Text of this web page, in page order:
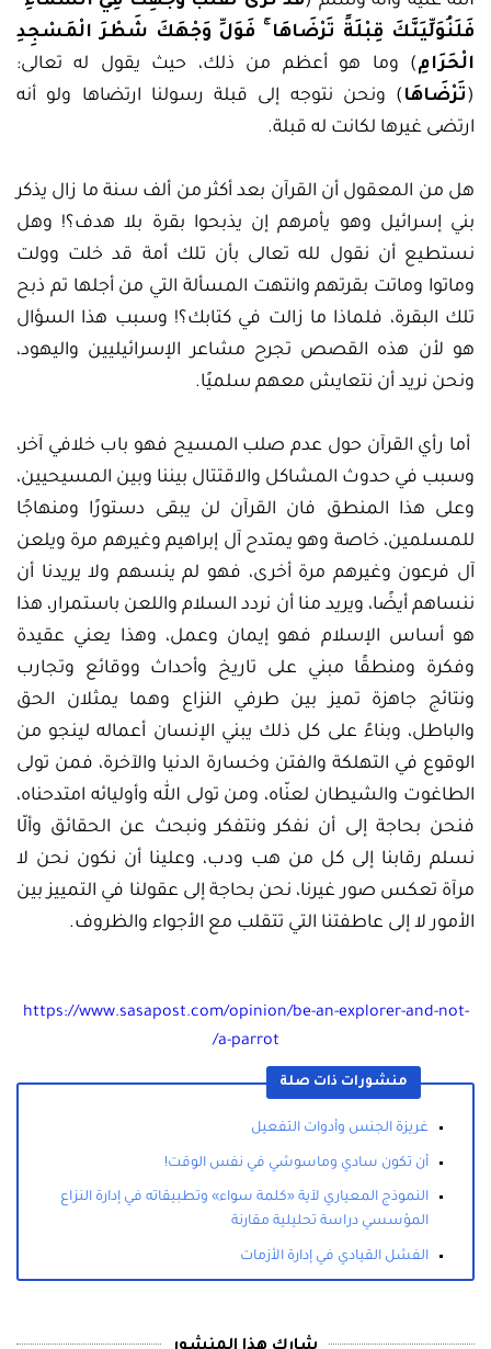
فَلَنُوَلِّيَنَّكَ قِبْلَةً تَرْضَاهَا ۚ فَوَلِّ وَجْهَكَ شَطْرَ الْمَسْجِدِ
الْحَرَامِ ) وما هو أعظم من ذلك، حيث يقول له تعالى:
( تَرْضَاهَا ) ونحن نتوجه إلى قبلة رسولنا ارتضاها ولو أنه
ارتضى غيرها لكانت له قبلة.
هل من المعقول أن القرآن بعد أكثر من ألف سنة ما زال يذكر
بني إسرائيل وهو يأمرهم إن يذبحوا بقرة بلا هدف؟! وهل
نستطيع أن نقول لله تعالى بأن تلك أمة قد خلت وولت
وماتوا وماتت بقرتهم وانتهت المسألة التي من أجلها تم ذبح
تلك البقرة، فلماذا ما زالت في كتابك؟! وسبب هذا السؤال
هو لأن هذه القصص تجرح مشاعر الإسرائيليين واليهود،
ونحن نريد أن نتعايش معهم سلميًا.
أما رأي القرآن حول عدم صلب المسيح فهو باب خلافي آخر،
وسبب في حدوث المشاكل والاقتتال بيننا وبين المسيحيين،
وعلى هذا المنطق فان القرآن لن يبقى دستورًا ومنهاجًا
للمسلمين، خاصة وهو يمتدح آل إبراهيم وغيرهم مرة ويلعن
آل فرعون وغيرهم مرة أخرى، فهو لم ينسهم ولا يريدنا أن
ننساهم أيضًا، ويريد منا أن نردد السلام واللعن باستمرار، هذا
هو أساس الإسلام فهو إيمان وعمل، وهذا يعني عقيدة
وفكرة ومنطقًا مبني على تاريخ وأحداث ووقائع وتجارب
ونتائج جاهزة تميز بين طرفي النزاع وهما يمثلان الحق
والباطل، وبناءً على كل ذلك يبني الإنسان أعماله لينجو من
الوقوع في التهلكة والفتن وخسارة الدنيا والآخرة، فمن تولى
الطاغوت والشيطان لعنّاه، ومن تولى الله وأوليائه امتدحناه،
فنحن بحاجة إلى أن نفكر ونتفكر ونبحث عن الحقائق وألّا
نسلم رقابنا إلى كل من هب ودب، وعلينا أن نكون نحن لا
مرآة تعكس صور غيرنا، نحن بحاجة إلى عقولنا في التمييز بين
الأمور لا إلى عاطفتنا التي تتقلب مع الأجواء والظروف.
https://www.sasapost.com/opinion/be-an-explorer-and-not-
a-parrot/
منشورات ذات صلة
غريزة الجنس وأدوات التفعيل
أن تكون سادي وماسوشي في نفس الوقت!
النموذج المعياري لآية «كلمة سواء» وتطبيقاته في إدارة النزاع
المؤسسي دراسة تحليلية مقارنة
الفشل القيادي في إدارة الأزمات